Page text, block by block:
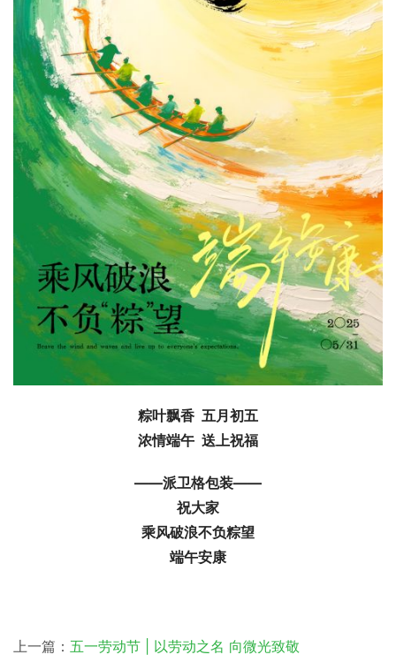
粽叶飘香  五月初五
浓情端午  送上祝福
——派卫格包装——
祝大家
乘风破浪不负粽望
端午安康
上一篇： 五一劳动节 | 以劳动之名 向微光致敬